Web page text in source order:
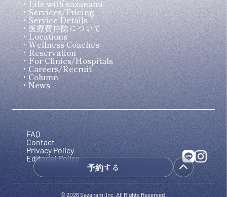
予約する
Life with sazanami
Services/Pricing
Service Details
医療費控除について
Locations
Wellness Coaches
Reservation
For Clinics/Hospitals
Careers/Recruit
Column
News
FAQ
Contact
Privacy Policy
Editorial Policy
© 2026 Sazanami Inc. All Rights Reserved.